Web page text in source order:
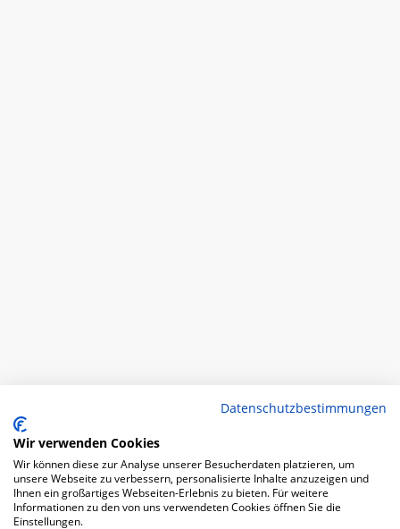
Datenschutzbestimmungen
Wir verwenden Cookies
Wir können diese zur Analyse unserer Besucherdaten platzieren, um
unsere Webseite zu verbessern, personalisierte Inhalte anzuzeigen und
Ihnen ein großartiges Webseiten-Erlebnis zu bieten. Für weitere
Informationen zu den von uns verwendeten Cookies öffnen Sie die
Einstellungen.